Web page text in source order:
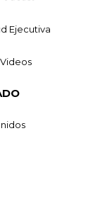
Ejecutiva
Videos